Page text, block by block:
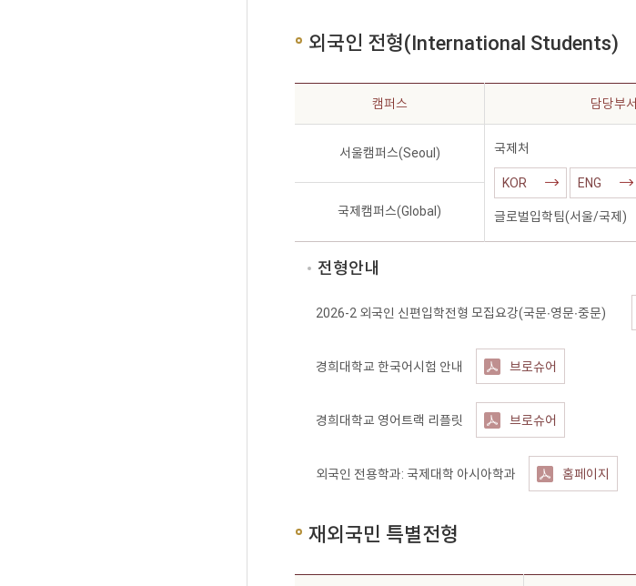
외국인 전형(International Students)
캠퍼스 담당부서
서울캠퍼스(Seoul) 국제처
KOR ENG
글로벌입학팀(서울/국제)
국제캠퍼스(Global)
전형안내
2026-2 외국인 신편입학전형 모집요강(국문∙영문∙중문)
경희대학교 한국어시험 안내 브로슈어
경희대학교 영어트랙 리플릿 브로슈어
외국인 전용학과: 국제대학 아시아학과 홈페이지
재외국민 특별전형